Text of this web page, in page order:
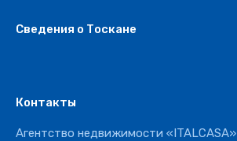
Сведения о Тоскане
Контакты
Агентство недвижимости «ITALCASA»